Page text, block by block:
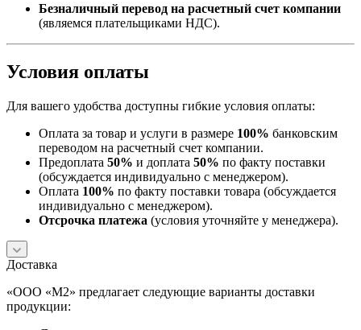
Безналичный перевод на расчетный счет компании
(являемся плательщиками НДС).
Условия оплаты
Для вашего удобства доступны гибкие условия оплаты:
Оплата за товар и услуги в размере 100% банковским
переводом на расчетный счет компании.
Предоплата 50% и доплата 50% по факту поставки
(обсуждается индивидуально с менеджером).
Оплата 100% по факту поставки товара (обсуждается
индивидуально с менеджером).
Отсрочка платежа (условия уточняйте у менеджера).
Доставка
«ООО «М2» предлагает следующие варианты доставки
продукции: